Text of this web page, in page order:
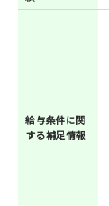
給与条件に関
する補足情報